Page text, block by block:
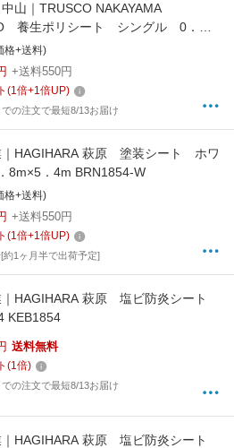
中山｜TRUSCO NAKAYAMA
養生ポリシート シングル 0．
TPWS5-2050-S
格+送料)
+送料550円
(1倍+1倍UP)
の注文で最短8/13お届け
｜HAGIHARA 萩原 塗装シート ホワ
8m×5．4m BRN1854-W
格+送料)
+送料550円
(1倍+1倍UP)
約1ヶ月半で出荷予定]
HAGIHARA 萩原 塩ビ防炎シート
KEB1854
送料無料
(1倍)
の注文で最短8/13お届け
HAGIHARA 萩原 塩ビ防炎シート